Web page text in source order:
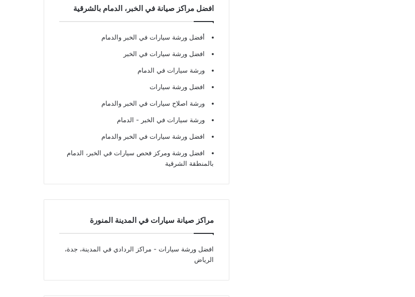
افضل مراكز صيانة في الخبر، الدمام بالشرقية
أفضل ورشة سيارات في الخبر والدمام
افضل ورشة سيارات في الخبر
ورشة سيارات في الدمام
افضل ورشة سيارات
ورشة اصلاح سيارات في الخبر والدمام
ورشة سيارات في الخبر - الدمام
افضل ورشة سيارات في الخبر والدمام
افضل ورشة ومركز فحص سيارات في الخبر، الدمام
بالمنطقة الشرقية
مراكز صيانة سيارات في المدينة المنورة
افضل ورشة سيارات - مراكز الردادي في المدينة، جدة،
الرياض